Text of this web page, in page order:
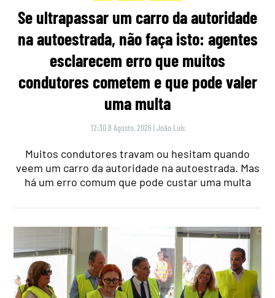
Se ultrapassar um carro da autoridade
na autoestrada, não faça isto: agentes
esclarecem erro que muitos
condutores cometem e que pode valer
uma multa
12:30 8 Agosto, 2026 |João Luís
Muitos condutores travam ou hesitam quando
veem um carro da autoridade na autoestrada. Mas
há um erro comum que pode custar uma multa